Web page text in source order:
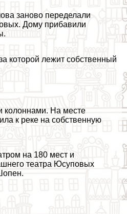
заново переделали
Дому прибавили
которой лежит собственный
колоннами. На месте
к реке на собственную
на 180 мест и
театра Юсуповых